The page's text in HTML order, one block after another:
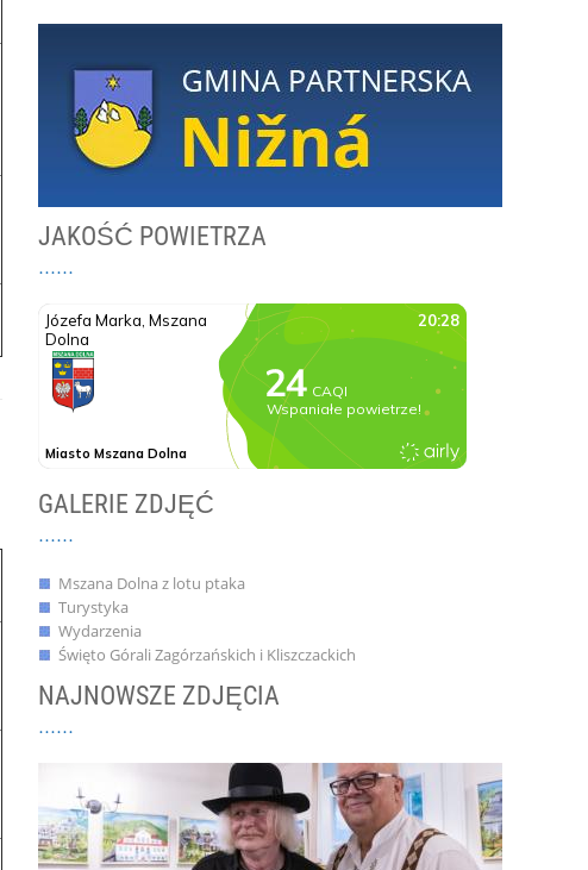
JAKOŚĆ POWIETRZA
GALERIE ZDJĘĆ
Mszana Dolna z lotu ptaka
Turystyka
Wydarzenia
Święto Górali Zagórzańskich i Kliszczackich
NAJNOWSZE ZDJĘCIA